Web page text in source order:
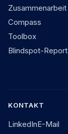
Zusammenarbeit
Compass
Toolbox
Blindspot-Report
KONTAKT
LinkedInE-Mail